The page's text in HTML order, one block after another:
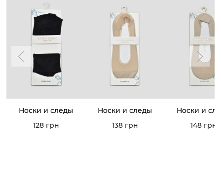
Носки и следы
128 грн
Носки и следы
138 грн
Носки и
148 грн